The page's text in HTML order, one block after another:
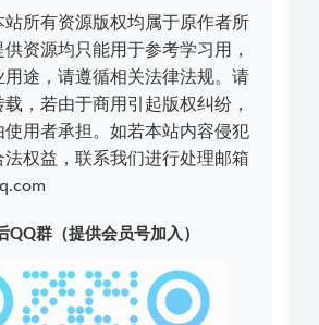
站所有资源版权均属于原作者所
资源均只能用于参考学习用，
用途，请遵循相关法律法规。请
，若由于商用引起版权纠纷，
使用者承担。如若本站内容侵犯
法权益，联系我们进行处理邮箱
QQ群（提供会员号加入）